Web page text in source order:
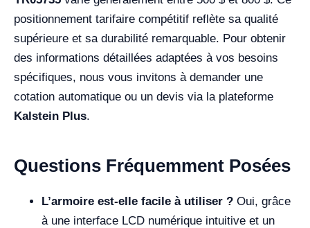
positionnement tarifaire compétitif reflète sa qualité
supérieure et sa durabilité remarquable. Pour obtenir
des informations détaillées adaptées à vos besoins
spécifiques, nous vous invitons à demander une
cotation automatique ou un devis via la plateforme
Kalstein Plus.
Questions Fréquemment Posées
L’armoire est-elle facile à utiliser ? Oui, grâce
à une interface LCD numérique intuitive et un